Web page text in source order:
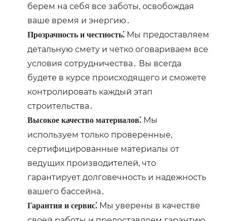
берем на себя все заботы, освобождая
ваше время и энергию․
Прозрачность и честность⁚ Мы предоставляем
детальную смету и четко оговариваем все
условия сотрудничества․ Вы всегда
будете в курсе происходящего и сможете
контролировать каждый этап
строительства․
Высокое качество материалов⁚ Мы
используем только проверенные,
сертифицированные материалы от
ведущих производителей, что
гарантирует долговечность и надежность
вашего бассейна․
Гарантия и сервис⁚ Мы уверены в качестве